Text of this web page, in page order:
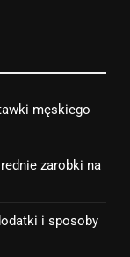
finansowo
męskiego
zarobki na
i sposoby